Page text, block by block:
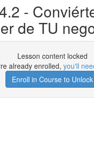
-
de TU
Lesson content locked
already enrolled, you'll
Enroll in Course to Unlock